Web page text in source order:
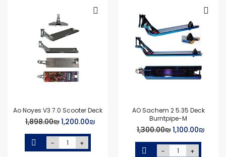
AO Sachem 2 5.35 Deck
Burntpipe-M
Special
₪‏1,100.00
₪‏1,300.00
- +
Ao Noyes V3 7.0 Scooter Deck
Special
₪‏1,200.00
₪‏1,898.00
- +